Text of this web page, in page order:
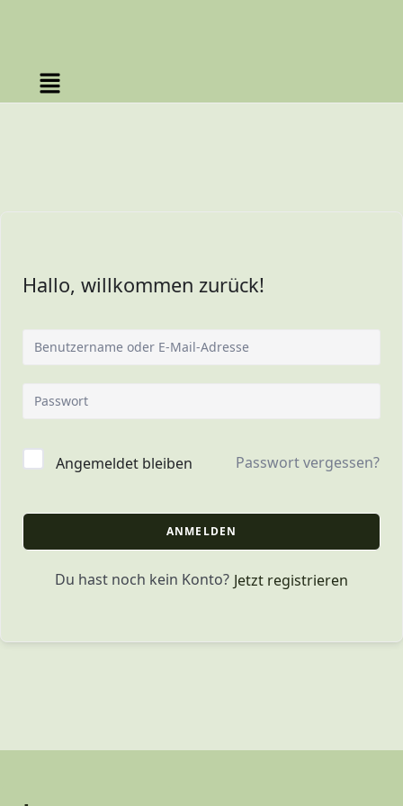
Hallo, willkommen zurück!
Angemeldet bleiben Passwort vergessen?
ANMELDEN
Du hast noch kein Konto? Jetzt registrieren